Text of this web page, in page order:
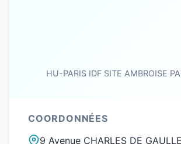
HU-PARIS IDF SITE AMBROISE
COORDONNÉES
9 Avenue CHARLES DE GAULLE